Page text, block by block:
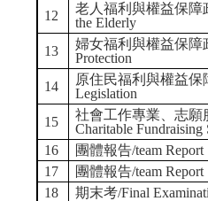
12
老人福利與權益保障
the Elderly
13
婦女福利與權益保障
Protection
14
原住民福利與權益保
Legislation
15
社會工作專業、志願
Charitable Fundraising
16
團體報告/team Report
17
團體報告/team Report
18
期末考/Final